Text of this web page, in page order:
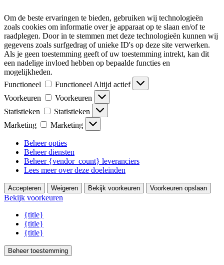
Om de beste ervaringen te bieden, gebruiken wij technologieën
zoals cookies om informatie over je apparaat op te slaan en/of te
raadplegen. Door in te stemmen met deze technologieën kunnen wij
gegevens zoals surfgedrag of unieke ID's op deze site verwerken.
Als je geen toestemming geeft of uw toestemming intrekt, kan dit
een nadelige invloed hebben op bepaalde functies en
mogelijkheden.
Functioneel
Functioneel Altijd actief
Voorkeuren
Voorkeuren
Statistieken
Statistieken
Marketing
Marketing
Beheer opties
Beheer diensten
Beheer {vendor_count} leveranciers
Lees meer over deze doeleinden
Accepteren Weigeren Bekijk voorkeuren Voorkeuren opslaan
Bekijk voorkeuren
{title}
{title}
{title}
Beheer toestemming